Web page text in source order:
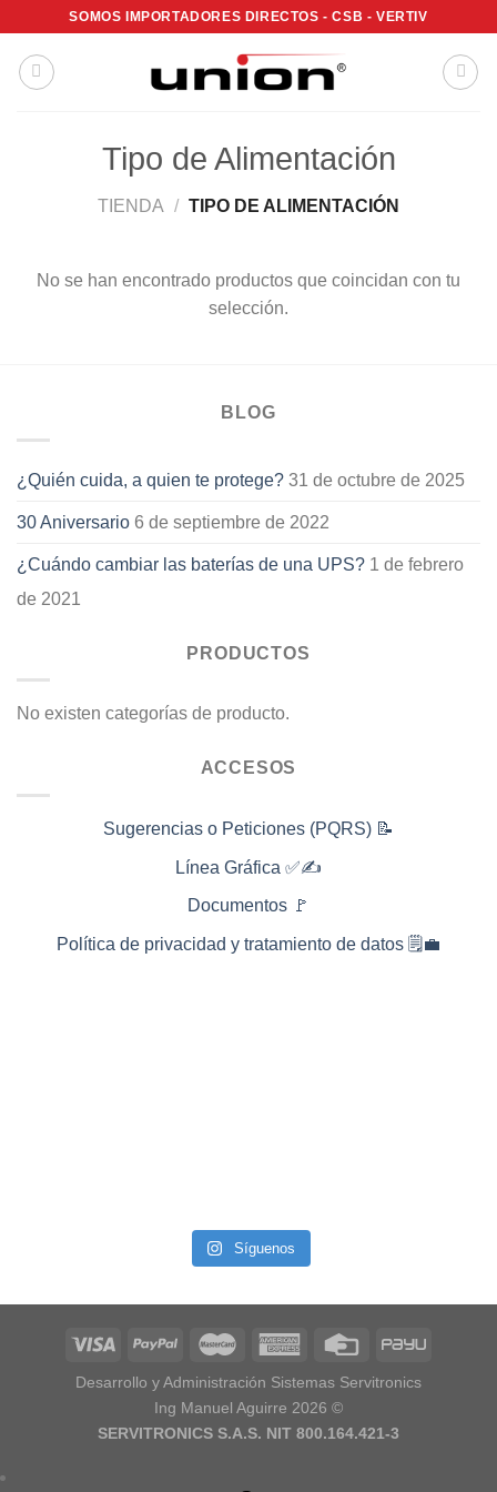
contenido
SOMOS IMPORTADORES DIRECTOS - CSB - VERTIV
Tipo de Alimentación
TIENDA / TIPO DE ALIMENTACIÓN
No se han encontrado productos que coincidan con tu
selección.
BLOG
¿Quién cuida, a quien te protege? 31 de octubre de 2025
30 Aniversario 6 de septiembre de 2022
¿Cuándo cambiar las baterías de una UPS? 1 de febrero
de 2021
PRODUCTOS
No existen categorías de producto.
ACCESOS
Sugerencias o Peticiones (PQRS) 📝
Línea Gráfica ✅✍️
Documentos 🚩
Política de privacidad y tratamiento de datos 🗒️💼
Síguenos
Desarrollo y Administración Sistemas Servitronics
Ing Manuel Aguirre 2026 ©
SERVITRONICS S.A.S. NIT 800.164.421-3